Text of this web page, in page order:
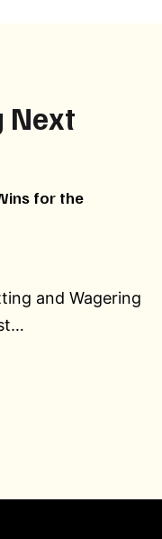
Next
for the
and Wagering